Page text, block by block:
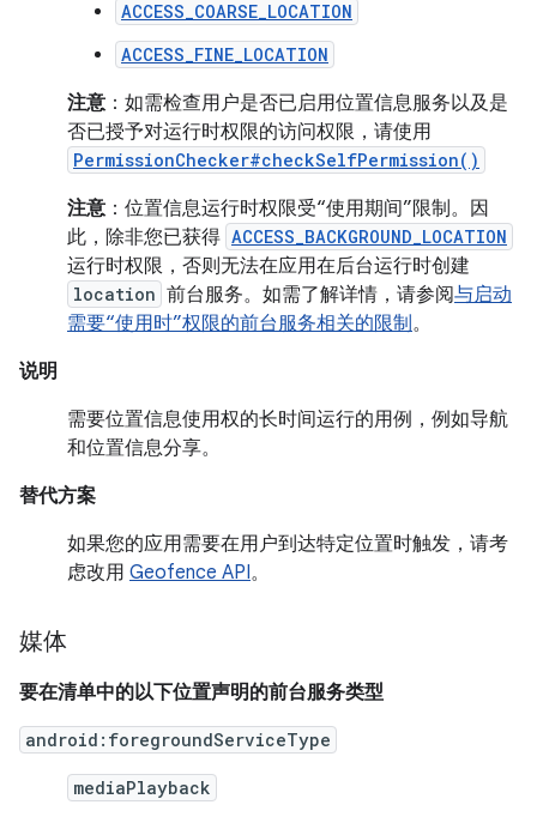
ACCESS_COARSE_LOCATION
ACCESS_FINE_LOCATION
注意：如需检查用户是否已启用位置信息服务以及是
否已授予对运行时权限的访问权限，请使用
PermissionChecker#checkSelfPermission()
注意：位置信息运行时权限受“使用期间”限制。因
此，除非您已获得 ACCESS_BACKGROUND_LOCATION
运行时权限，否则无法在应用在后台运行时创建
location 前台服务。如需了解详情，请参阅与启动
需要“使用时”权限的前台服务相关的限制。
说明
需要位置信息使用权的长时间运行的用例，例如导航
和位置信息分享。
替代方案
如果您的应用需要在用户到达特定位置时触发，请考
虑改用 Geofence API。
媒体
要在清单中的以下位置声明的前台服务类型
android:foregroundServiceType
mediaPlayback